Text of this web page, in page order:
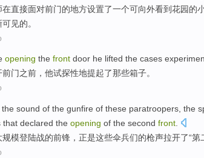
在直接面对前门的地方设置了一个可向外看到花园的
可见的。
opening the front door he lifted the cases
前门之前 ， 他试探性地提起了那些箱子。
the sound of the gunfire of these paratroopers , the
that declared the opening of the second front
规模登陆战的前锋，正是这些伞兵们的枪声拉开了“第